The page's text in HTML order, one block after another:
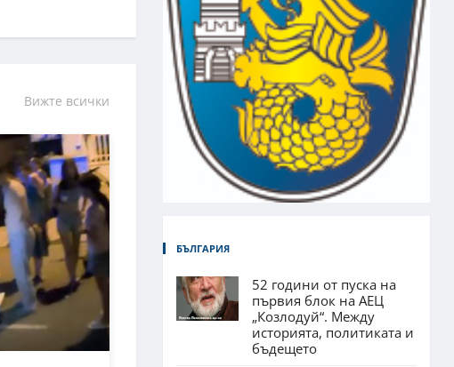
Вижте всички
БЪЛГАРИЯ
52 години от пуска на
първия блок на АЕЦ
„Козлодуй“. Между
историята, политиката и
бъдещето